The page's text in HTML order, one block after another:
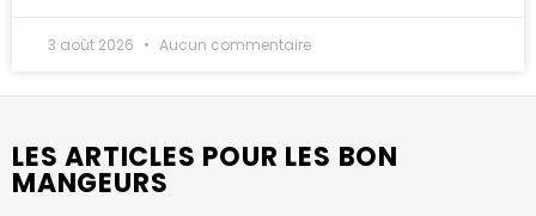
3 août 2026 Aucun commentaire
LES ARTICLES POUR LES BON
MANGEURS